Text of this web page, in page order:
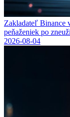
Zakladateľ Binance
peňaženiek po
2026-08-04